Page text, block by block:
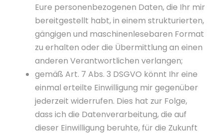
Eure personenbezogenen Daten, die Ihr mir
bereitgestellt habt, in einem strukturierten,
gängigen und maschinenlesebaren Format
zu erhalten oder die Übermittlung an einen
anderen Verantwortlichen verlangen;
gemäß Art. 7 Abs. 3 DSGVO könnt Ihr eine
einmal erteilte Einwilligung mir gegenüber
jederzeit widerrufen. Dies hat zur Folge,
dass ich die Datenverarbeitung, die auf
dieser Einwilligung beruhte, für die Zukunft